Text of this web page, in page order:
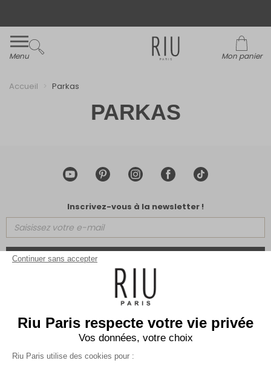
Menu Mon panier
Accueil Parkas
PARKAS
Inscrivez-vous à la newsletter !
MA COMMANDE
MES SERVICES
Continuer sans accepter
Riu Paris respecte votre vie privée
Vos données, votre choix
Riu Paris utilise des cookies pour :